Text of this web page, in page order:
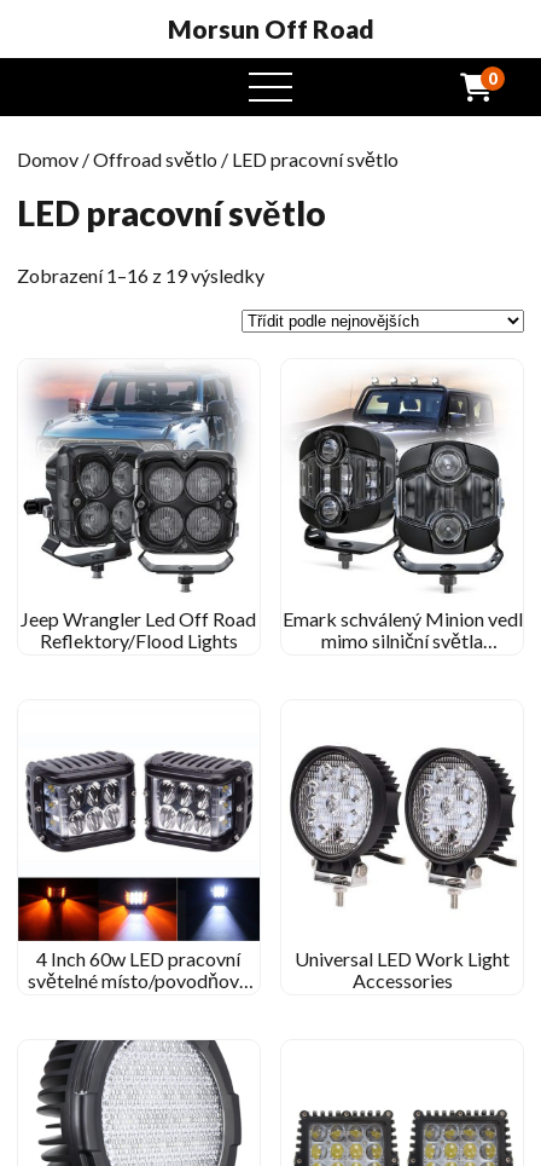
Morsun Off Road
Otevřená
nabídka
0
Domov /Offroad světlo / LED pracovní světlo
LED pracovní světlo
Zobrazení 1–16 z 19 výsledkyTříděno
nejnovějších
Jeep Wrangler Led Off Road
Reflektory/Flood Lights
Emark schválený Minion vedl
mimo silniční světla
4 Inch 60w LED pracovní
světelné místo/povodňový
Universal LED Work Light
Accessories